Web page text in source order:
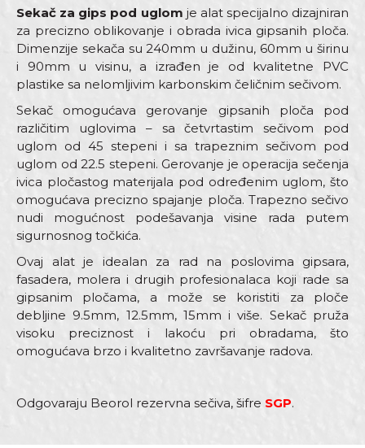
Sekač za gips pod uglom je alat specijalno dizajniran
za precizno oblikovanje i obrada ivica gipsanih ploča.
Dimenzije sekača su 240mm u dužinu, 60mm u širinu
i 90mm u visinu, a izrađen je od kvalitetne PVC
plastike sa nelomljivim karbonskim čeličnim sečivom.
Sekač omogućava gerovanje gipsanih ploča pod
različitim uglovima – sa četvrtastim sečivom pod
uglom od 45 stepeni i sa trapeznim sečivom pod
uglom od 22.5 stepeni. Gerovanje je operacija sečenja
ivica pločastog materijala pod određenim uglom, što
omogućava precizno spajanje ploča. Trapezno sečivo
nudi mogućnost podešavanja visine rada putem
sigurnosnog točkića.
Ovaj alat je idealan za rad na poslovima gipsara,
fasadera, molera i drugih profesionalaca koji rade sa
gipsanim pločama, a može se koristiti za ploče
debljine 9.5mm, 12.5mm, 15mm i više. Sekač pruža
visoku preciznost i lakoću pri obradama, što
omogućava brzo i kvalitetno završavanje radova.
Odgovaraju Beorol rezervna sečiva, šifre SGP.